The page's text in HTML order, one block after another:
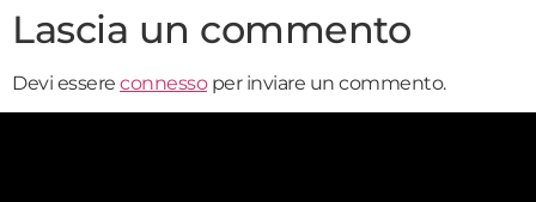
Lascia un commento
Devi essere connessoper inviare un commento.